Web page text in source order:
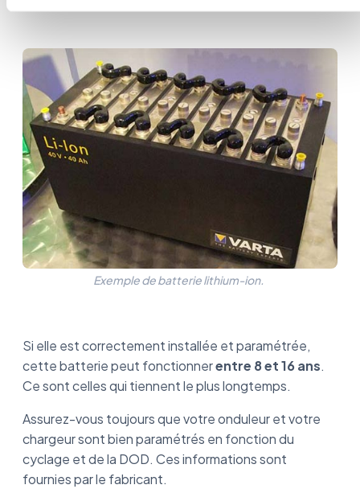
Exemple de batterie lithium-ion.
Si elle est correctement installée et paramétrée,
cette batterie peut fonctionnerentre 8 et 16 ans.
Ce sont celles qui tiennent le plus longtemps.
Assurez-vous toujours que votre onduleur et votre
chargeur sont bien paramétrés en fonction du
cyclage et de la DOD. Ces informations sont
fournies par le fabricant.